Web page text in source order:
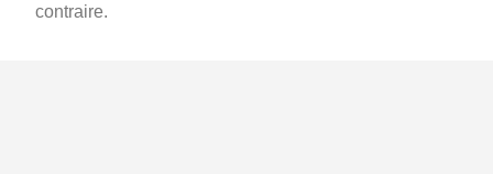
contraire.